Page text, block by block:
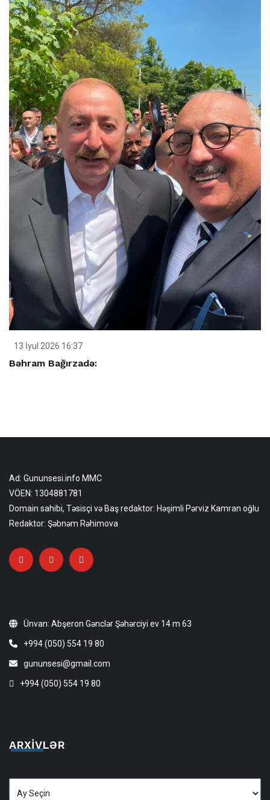
13 İyul 2026 16:37
Bəhram Bağırzadə:
Ad: Gununsesi.info MMC
VÖEN: 1304881781
Domain sahibi, Təsisçi və Baş redaktor: Həşimli Pərviz Kamran oğlu
Redaktor: Şəbnəm Rəhimova
Ünvan: Abşeron Gənclər Şəhərciyi ev 14 m 63
+994 (050) 554 19 80
gununsesi@gmail.com
+994 (050) 554 19 80
ARXIVLƏR
Arxivlər